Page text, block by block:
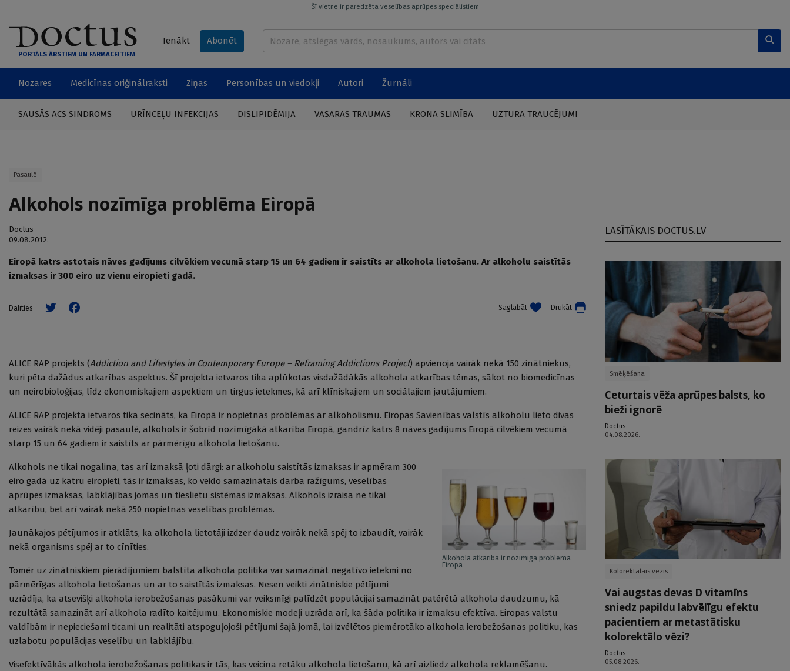
Šī vietne ir paredzēta veselības aprūpes speciālistiem
PORTĀLS ĀRSTIEM UN FARMACEITIEM
Ienākt Abonēt
Nozares Medicīnas oriģinālraksti Ziņas Personības un viedokļi Autori Žurnāli
SAUSĀS ACS SINDROMS URĪNCEĻU INFEKCIJAS DISLIPIDĒMIJA VASARAS TRAUMAS KRONA SLIMĪBA UZTURA TRAUCĒJUMI
Pasaulē
Alkohols nozīmīga problēma Eiropā
Doctus
09.08.2012.
Eiropā katrs astotais nāves gadījums cilvēkiem vecumā starp 15 un 64 gadiem ir saistīts ar alkohola lietošanu. Ar alkoholu saistītās
izmaksas ir 300 eiro uz vienu eiropieti gadā.
Dalīties Saglabāt Drukāt
ALICE RAP projekts (Addiction and Lifestyles in Contemporary Europe – Reframing Addictions Project) apvienoja vairāk nekā 150 zinātniekus,
kuri pēta dažādus atkarības aspektus. Šī projekta ietvaros tika aplūkotas visdažādākās alkohola atkarības tēmas, sākot no biomedicīnas
un neirobioloģijas, līdz ekonomiskajiem aspektiem un tirgus ietekmes, kā arī klīniskajiem un sociālajiem jautājumiem.
ALICE RAP projekta ietvaros tika secināts, ka Eiropā ir nopietnas problēmas ar alkoholismu. Eiropas Savienības valstīs alkoholu lieto divas
reizes vairāk nekā vidēji pasaulē, alkohols ir šobrīd nozīmīgākā atkarība Eiropā, gandrīz katrs 8 nāves gadījums Eiropā cilvēkiem vecumā
starp 15 un 64 gadiem ir saistīts ar pārmērīgu alkohola lietošanu.
Alkohola atkarība ir nozīmīga problēma
Eiropā
Alkohols ne tikai nogalina, tas arī izmaksā ļoti dārgi: ar alkoholu saistītās izmaksas ir apmēram 300
eiro gadā uz katru eiropieti, tās ir izmaksas, ko veido samazinātais darba ražīgums, veselības
aprūpes izmaksas, labklājības jomas un tieslietu sistēmas izmaksas. Alkohols izraisa ne tikai
atkarību, bet arī vairāk nekā 250 nopietnas veselības problēmas.
Jaunākajos pētījumos ir atklāts, ka alkohola lietotāji izdzer daudz vairāk nekā spēj to izbaudīt, vairāk
nekā organisms spēj ar to cīnīties.
Tomēr uz zinātniskiem pierādījumiem balstīta alkohola politika var samazināt negatīvo ietekmi no
pārmērīgas alkohola lietošanas un ar to saistītās izmaksas. Nesen veikti zinātniskie pētījumi
uzrādīja, ka atsevišķi alkohola ierobežošanas pasākumi var veiksmīgi palīdzēt populācijai samazināt patērētā alkohola daudzumu, kā
rezultātā samazināt arī alkohola radīto kaitējumu. Ekonomiskie modeļi uzrāda arī, ka šāda politika ir izmaksu efektīva. Eiropas valstu
valdībām ir nepieciešami ticami un realitāti atspoguļojoši pētījumi šajā jomā, lai izvēlētos piemērotāko alkohola ierobežošanas politiku, kas
uzlabotu populācijas veselību un labklājību.
Visefektīvākās alkohola ierobežošanas politikas ir tās, kas veicina retāku alkohola lietošanu, kā arī aizliedz alkohola reklamēšanu.
LASĪTĀKAIS DOCTUS.LV
Smēķēšana
Ceturtais vēža aprūpes balsts, ko
bieži ignorē
Doctus
04.08.2026.
Kolorektālais vēzis
Vai augstas devas D vitamīns
sniedz papildu labvēlīgu efektu
pacientiem ar metastātisku
kolorektālo vēzi?
Doctus
05.08.2026.